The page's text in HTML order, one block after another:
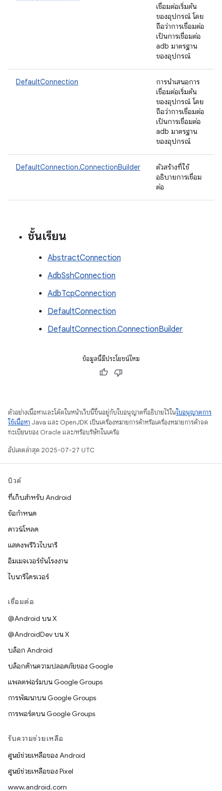
เชื่อมต่อเริ่มต้น
ของอุปกรณ์ โดย
ถือว่าการเชื่อมต่อ
เป็นการเชื่อมต่อ
adb มาตรฐาน
ของอุปกรณ์
DefaultConnection
การนําเสนอการ
เชื่อมต่อเริ่มต้น
ของอุปกรณ์ โดย
ถือว่าการเชื่อมต่อ
เป็นการเชื่อมต่อ
adb มาตรฐาน
ของอุปกรณ์
DefaultConnection.ConnectionBuilder
ตัวสร้างที่ใช้
อธิบายการเชื่อม
ต่อ
ชั้นเรียน
AbstractConnection
AdbSshConnection
AdbTcpConnection
DefaultConnection
DefaultConnection.ConnectionBuilder
ข้อมูลนี้มีประโยชน์ไหม
ตัวอย่างเนื้อหาและโค้ดในหน้าเว็บนี้ขึ้นอยู่กับใบอนุญาตที่อธิบายไว้ในใบอนุญาตการ
ใช้เนื้อหา Java และ OpenJDK เป็นเครื่องหมายการค้าหรือเครื่องหมายการค้าจด
ทะเบียนของ Oracle และ/หรือบริษัทในเครือ
อัปเดตล่าสุด 2025-07-27 UTC
บิวด์
ที่เก็บสำหรับ Android
ข้อกำหนด
ดาวน์โหลด
แสดงพรีวิวไบนารี
อิมเมจเวอร์ชันโรงงาน
ไบนารีไดรเวอร์
เชื่อมต่อ
@Android บน X
@AndroidDev บน X
บล็อก Android
บล็อกด้านความปลอดภัยของ Google
แพลตฟอร์มบน Google Groups
การพัฒนาบน Google Groups
การพอร์ตบน Google Groups
รับความช่วยเหลือ
ศูนย์ช่วยเหลือของ Android
ศูนย์ช่วยเหลือของ Pixel
www.android.com